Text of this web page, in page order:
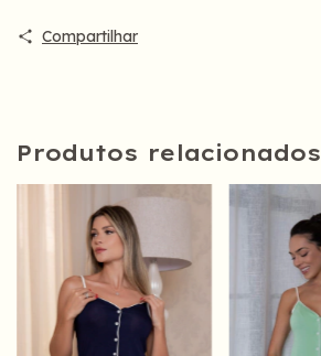
Compartilhar
Produtos relacionados